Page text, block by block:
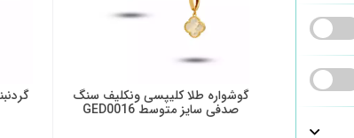
گوشواره طلا کلیپسی ونکلیف سنگ
صدفی سایز متوسط GED0016